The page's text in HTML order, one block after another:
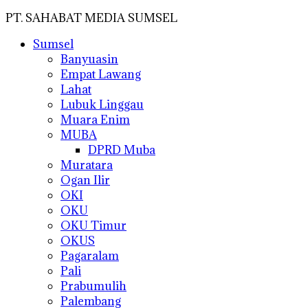
PT. SAHABAT MEDIA SUMSEL
Sumsel
Banyuasin
Empat Lawang
Lahat
Lubuk Linggau
Muara Enim
MUBA
DPRD Muba
Muratara
Ogan Ilir
OKI
OKU
OKU Timur
OKUS
Pagaralam
Pali
Prabumulih
Palembang